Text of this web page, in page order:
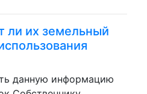
ли их земельный
данную информацию